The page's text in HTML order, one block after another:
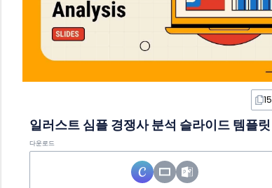
15
일러스트 심플 경쟁사 분석 슬라이드 템플릿
다운로드